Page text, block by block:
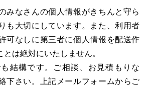
みなさんの個人情報がきちんと守ら
も大切にしています。また、利用者
可なしに第三者に個人情報を配送作
は絶対にいたしません。
結構です。ご相談、お見積もりな
下さい。上記メールフォームからご